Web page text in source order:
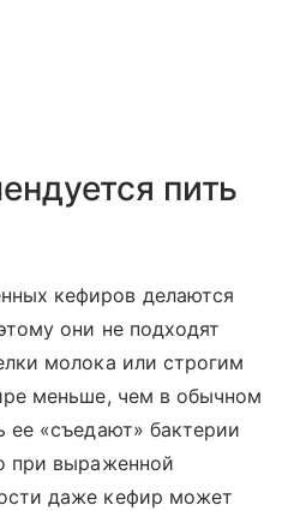
пить
кефиров делаются
они не подходят
молока или строгим
меньше, чем в обычном
ее «съедают» бактерии
при выраженной
даже кефир может